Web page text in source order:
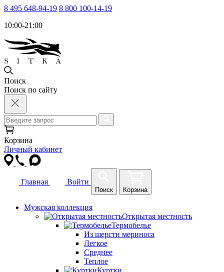
8 495 648-94-19 8 800 100-14-19
10:00-21:00
Поиск
Поиск по сайту
Корзина
Личный кабинет
Главная Войти
Поиск Корзина
Мужская коллекция
Открытая местность
Термобелье
Из шерсти мериноса
Легкое
Среднее
Теплое
Куртки